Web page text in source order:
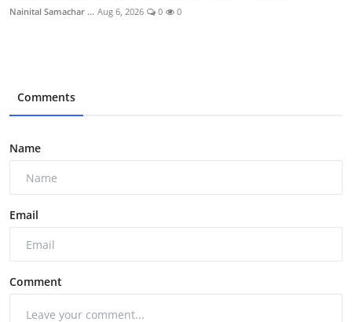
Nainital Samachar ... Aug 6, 2026 0 0
Comments
Name
Email
Comment